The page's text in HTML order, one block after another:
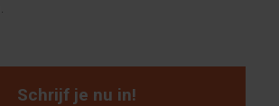
Schrijf je nu in!